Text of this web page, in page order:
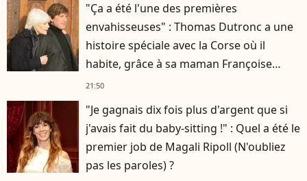
"Ça a été l'une des premières
envahisseuses" : Thomas Dutronc a une
histoire spéciale avec la Corse où il
habite, grâce à sa maman Françoise
Hardy
21:50
"Je gagnais dix fois plus d'argent que si
j'avais fait du baby-sitting !" : Quel a été le
premier job de Magali Ripoll (N'oubliez
pas les paroles) ?